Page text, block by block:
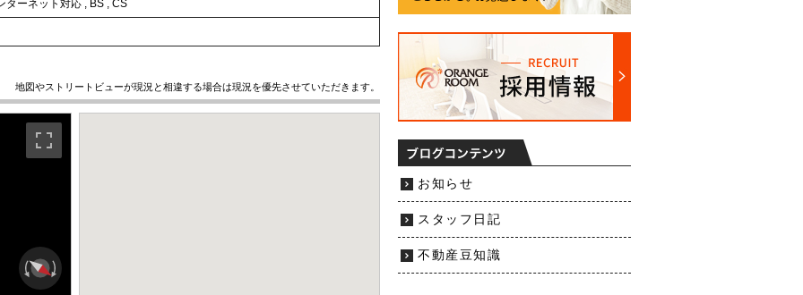
ターネット対応 , BS , CS
地図やストリートビューが現況と相違する場合は現況を優先させていただきます。
お知らせ
スタッフ日記
不動産豆知識